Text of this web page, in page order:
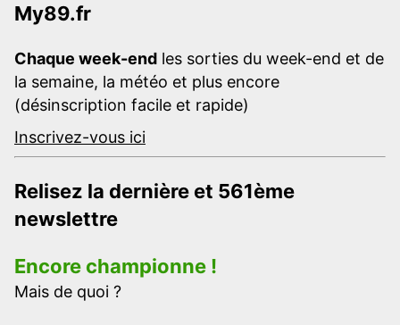
My89.fr
Chaque week-end les sorties du week-end et de
la semaine, la météo et plus encore
(désinscription facile et rapide)
Inscrivez-vous ici
Relisez la dernière et 561ème
newslettre
Encore championne !
Mais de quoi ?